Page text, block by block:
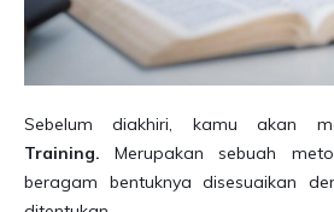
Sebelum diakhiri, kamu akan
Training.Merupakan sebuah
beragam bentuknya disesuaikan